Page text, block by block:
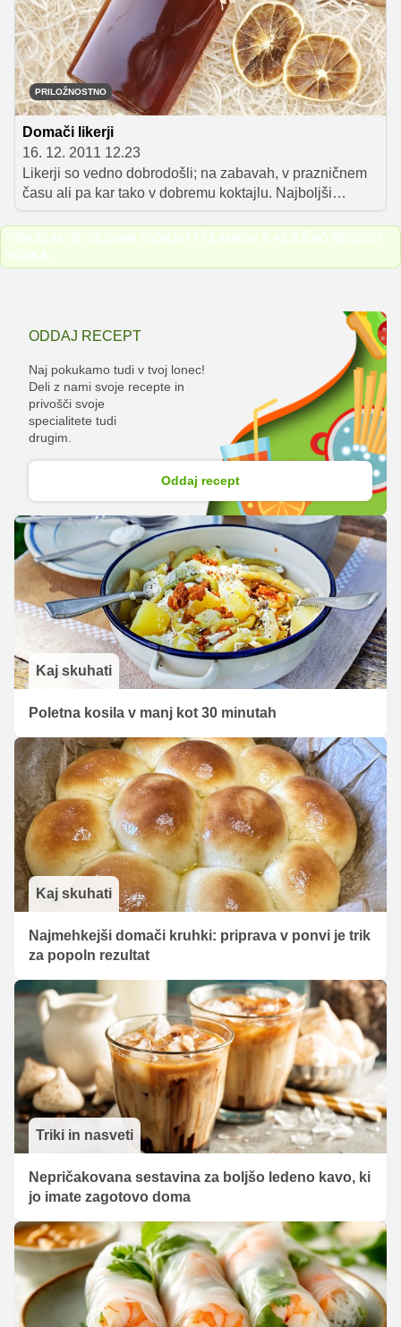
nekega kraja. Hrana nam preko čutnih užitkov nudi
vpogled v drugo kulturo, navade in običaje. Gre za
doživetje, ki da potovanju svojevrsten pečat, zato
lokalna kulinarika postaja vse bolj pomembna sestavina
turistične industrije.
PRILOŽNOSTNO
Domači likerji
16. 12. 2011 12.23
Likerji so vedno dobrodošli; na zabavah, v prazničnem
času ali pa kar tako v dobremu koktajlu. Najboljši
svetovni kuharji jih uporabljajo pri pripravi različnih
sladic in vrhunskih jedi.
PRIKAZAN JE SEZNAM ZADNJIH 7 ČLANKOV S KLJUČNO BESEDO
VODKA.
ODDAJ RECEPT
Naj pokukamo tudi v tvoj lonec!
Deli z nami svoje recepte in
privošči svoje
specialitete tudi
drugim.
Oddaj recept
Kaj skuhati
Poletna kosila v manj kot 30 minutah
Kaj skuhati
Najmehkejši domači kruhki: priprava v ponvi je trik
za popoln rezultat
Triki in nasveti
Nepričakovana sestavina za boljšo ledeno kavo, ki
jo imate zagotovo doma